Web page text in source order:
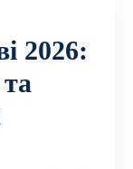
2026: